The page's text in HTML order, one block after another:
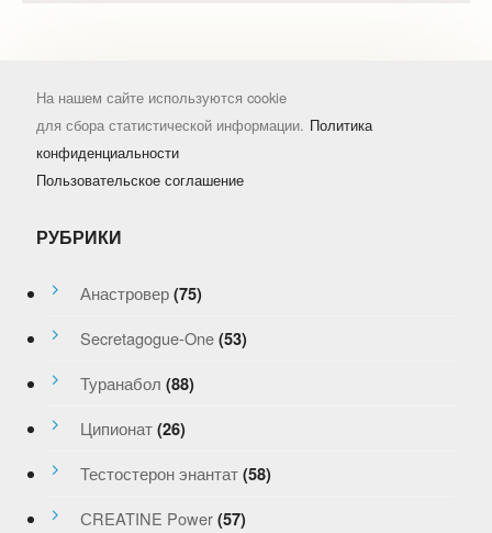
На нашем сайте используются cookie
для сбора статистической информации. Политика
конфиденциальности
Пользовательское соглашение
РУБРИКИ
Анастровер (75)
Secretagogue-One (53)
Туранабол (88)
Ципионат (26)
Тестостерон энантат (58)
СREATINE Power (57)